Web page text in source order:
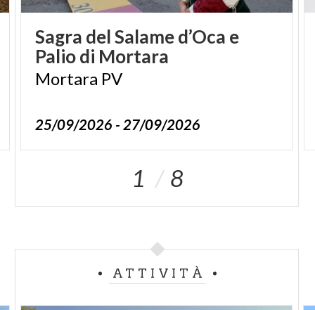
Sagra delSalamed’Oca e
Paliodi Mortara
Mortara PV
25/09/2026 - 27/09/2026
1 8
ATTIVITÀ